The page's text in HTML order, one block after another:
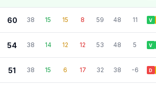
60 38 15 15 8 59 48 11 V
54 38 14 12 12 53 48 5 V
51 38 15 6 17 32 38 -6 D